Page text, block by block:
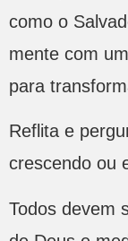
como o
mente com
para
Reflita e
crescendo ou
Todos devem